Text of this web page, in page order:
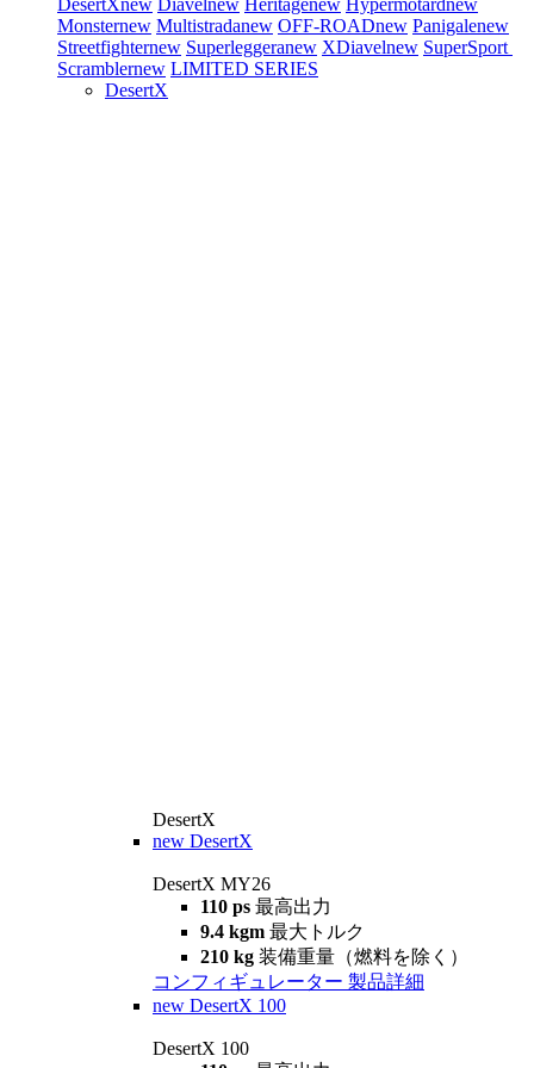
DesertXnew Diavelnew Heritagenew Hypermotardnew
Monsternew Multistradanew OFF-ROADnew Panigalenew
Streetfighternew Superleggeranew XDiavelnew SuperSport
Scramblernew LIMITED SERIES
DesertX
DesertX
new DesertX
DesertX MY26
110 ps 最高出力
9.4 kgm 最大トルク
210 kg 装備重量（燃料を除く）
コンフィギュレーター 製品詳細
new DesertX 100
DesertX 100